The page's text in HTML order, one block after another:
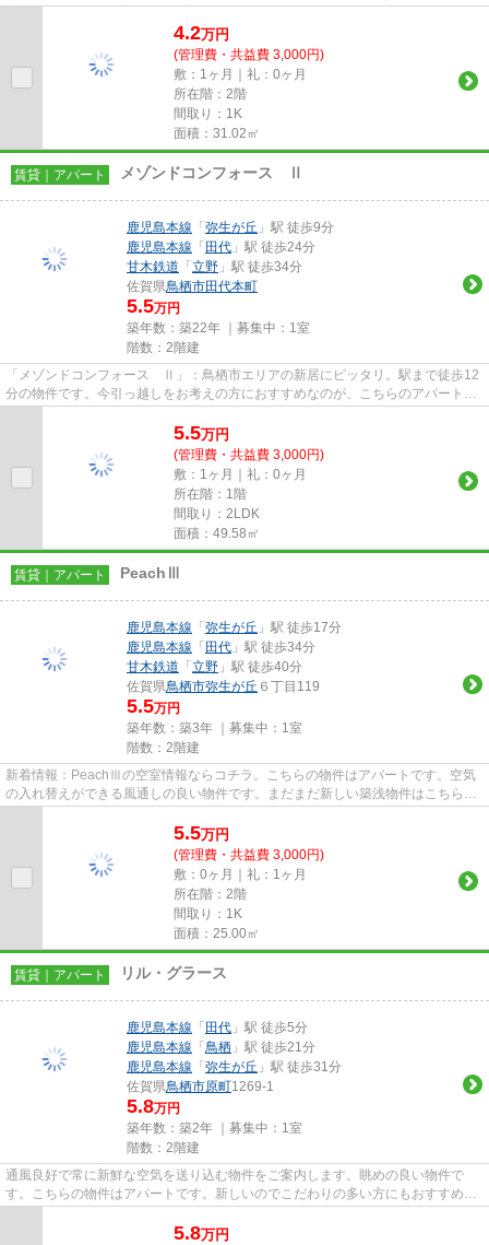
を豊富に扱う当社にお問い合わせ...
4.2万円
(管理費・共益費 3,000円)
敷：1ヶ月｜礼：0ヶ月
所在階：2階
間取り：1K
面積：31.02㎡
賃貸｜アパート メゾンドコンフォース Ⅱ
鹿児島本線 「弥生が丘 」駅 徒歩9分
鹿児島本線 「田代 」駅 徒歩24分
甘木鉄道 「立野 」駅 徒歩34分
佐賀県鳥栖市田代本町
5.5万円
築年数：築22年 ｜募集中： 1室
階数：2階建
「メゾンドコンフォース Ⅱ」：鳥栖市エリアの新居にピッタリ。駅まで徒歩12
分の物件です。今引っ越しをお考えの方におすすめなのが、こちらのアパートで
す。利便性の高い暮らしをする...
5.5万円
(管理費・共益費 3,000円)
敷：1ヶ月｜礼：0ヶ月
所在階：1階
間取り：2LDK
面積：49.58㎡
賃貸｜アパート PeachⅢ
鹿児島本線 「弥生が丘 」駅 徒歩17分
鹿児島本線 「田代 」駅 徒歩34分
甘木鉄道 「立野 」駅 徒歩40分
佐賀県鳥栖市弥生が丘 ６丁目119
5.5万円
築年数：築3年 ｜募集中： 1室
階数：2階建
新着情報：PeachⅢの空室情報ならコチラ。こちらの物件はアパートです。空気
の入れ替えができる風通しの良い物件です。まだまだ新しい築浅物件はこちらで
す。できるだけ早めに不動産情...
5.5万円
(管理費・共益費 3,000円)
敷：0ヶ月｜礼：1ヶ月
所在階：2階
間取り：1K
面積：25.00㎡
賃貸｜アパート リル・グラース
鹿児島本線 「田代 」駅 徒歩5分
鹿児島本線 「鳥栖 」駅 徒歩21分
鹿児島本線 「弥生が丘 」駅 徒歩31分
佐賀県鳥栖市原町1269-1
5.8万円
築年数：築2年 ｜募集中： 1室
階数：2階建
通風良好で常に新鮮な空気を送り込む物件をご案内します。眺めの良い物件で
す。こちらの物件はアパートです。新しいのでこだわりの多い方にもおすすめの
築浅物件です。鳥栖市エリアに...
5.8万円